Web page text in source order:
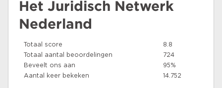
Het Juridisch Netwerk
Nederland
Totaal score
8.8
Totaal aantal beoordelingen
724
Beveelt ons aan
95%
Aantal keer bekeken
14.752